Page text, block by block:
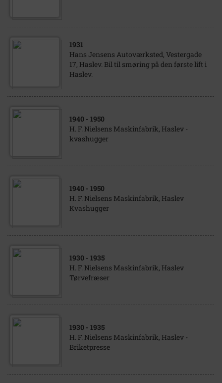
1931
Hans Jensens Autoværksted, Vestergade
17, Haslev. Bil til smøring på den første lift i
Haslev.
1940 - 1950
H. F. Nielsens Maskinfabrik, Haslev -
kvashugger
1940 - 1950
H. F. Nielsens Maskinfabrik, Haslev
Kvashugger
1930 - 1935
H. F. Nielsens Maskinfabrik, Haslev
Tørvefræser
1930 - 1935
H. F. Nielsens Maskinfabrik, Haslev -
Briketpresse